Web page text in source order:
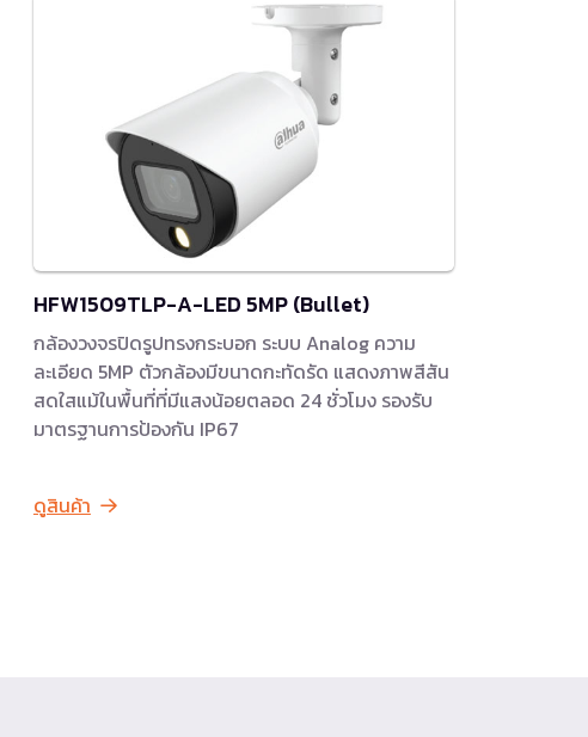
HFW1509TLP-A-LED 5MP (Bullet)
กล้องวงจรปิดรูปทรงกระบอก ระบบ Analog ความ
ละเอียด 5MP ตัวกล้องมีขนาดกะทัดรัด แสดงภาพสีสัน
สดใสแม้ในพื้นที่ที่มีแสงน้อยตลอด 24 ชั่วโมง รองรับ
มาตรฐานการป้องกัน IP67
ดูสินค้า